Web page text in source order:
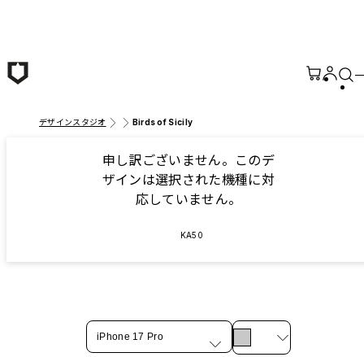
デザインスタジオ Birds of Sicily
申し訳ございません。このデ
ザインは選択された機種に対
応していません。
KA50
iPhone 17 Pro